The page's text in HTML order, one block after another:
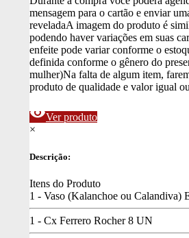
mensagem para o cartão e enviar
reveladaA imagem do produto é
podendo haver variações em suas
enfeite pode variar conforme o
definida conforme o gênero do
mulher)Na falta de algum item,
produto de qualidade e valor igual
visibilityVer produto
×
Descrição:
Itens do Produto
1 - Vaso (Kalanchoe ou Calandiva)
1 - Cx Ferrero Rocher 8 UN